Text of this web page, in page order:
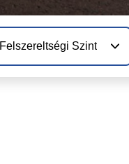
Felszereltségi Szint